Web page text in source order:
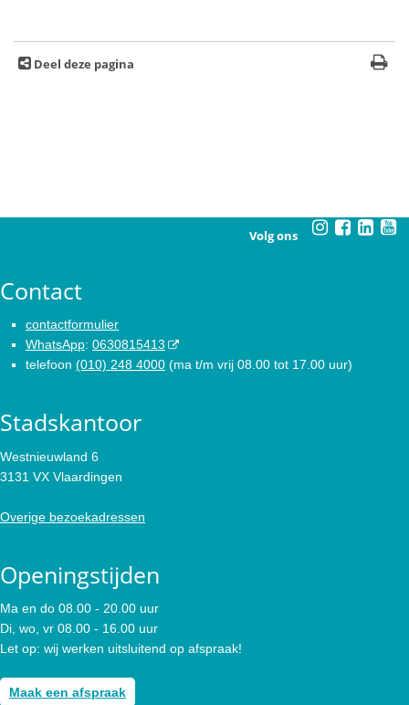
Deel deze pagina
Volg ons
Contact
contactformulier
WhatsApp: 0630815413
telefoon (010) 248 4000 (ma t/m vrij 08.00 tot 17.00 uur)
Stadskantoor
Westnieuwland 6
3131 VX Vlaardingen
Overige bezoekadressen
Openingstijden
Ma en do 08.00 - 20.00 uur
Di, wo, vr 08.00 - 16.00 uur
Let op: wij werken uitsluitend op afspraak!
Maak een afspraak